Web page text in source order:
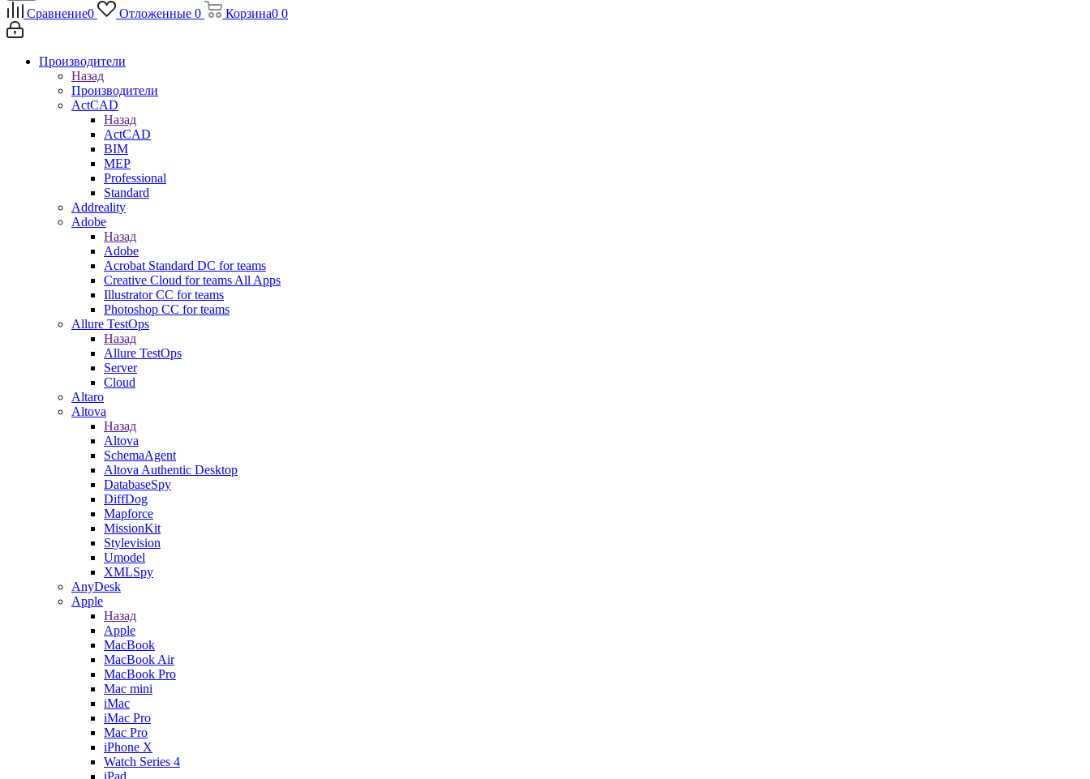
Сравнение0 Отложенные 0 Корзина0 0
Производители
Назад
Производители
ActCAD
Назад
ActCAD
BIM
MEP
Professional
Standard
Addreality
Adobe
Назад
Adobe
Acrobat Standard DC for teams
Creative Cloud for teams All Apps
Illustrator CC for teams
Photoshop CC for teams
Allure TestOps
Назад
Allure TestOps
Server
Cloud
Altaro
Altova
Назад
Altova
SchemaAgent
Altova Authentic Desktop
DatabaseSpy
DiffDog
Mapforce
MissionKit
Stylevision
Umodel
XMLSpy
AnyDesk
Apple
Назад
Apple
MacBook
MacBook Air
MacBook Pro
Mac mini
iMac
iMac Pro
Mac Pro
iPhone X
Watch Series 4
iPad